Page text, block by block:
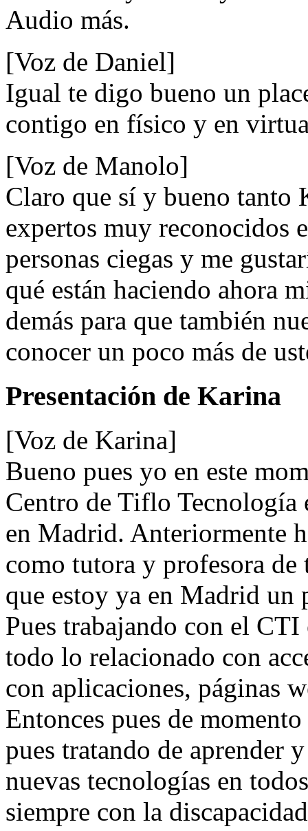
Audio más.
[Voz de Daniel]
Igual te digo bueno un
contigo en físico y en
[Voz de Manolo]
Claro que sí y bueno tanto
expertos muy reconocidos
personas ciegas y me
qué están haciendo ahora
demás para que también
conocer un poco más de
Presentación de Karina
[Voz de Karina]
Bueno pues yo en este
Centro de Tiflo
en Madrid. Anteriormente
como tutora y profesora
que estoy ya en Madrid un
Pues trabajando con el
todo lo relacionado con
con aplicaciones, páginas
Entonces pues de
pues tratando de aprender
nuevas tecnologías en
siempre con la